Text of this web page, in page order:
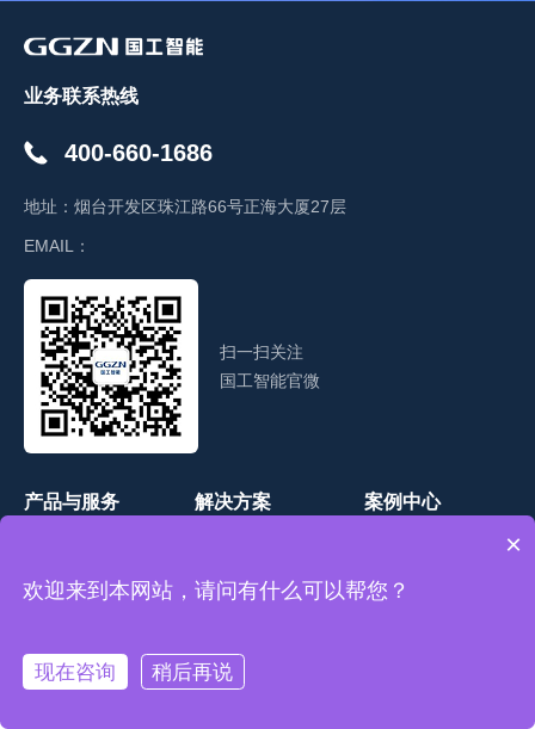
业务联系热线
400-660-1686
地址： 烟台开发区珠江路66号正海大厦27层
EMAIL：
扫一扫关注
国工智能官微
产品与服务 解决方案 案例中心
联系我们
×
欢迎来到本网站，请问有什么可以帮您？
现在咨询
稍后再说
在线咨询